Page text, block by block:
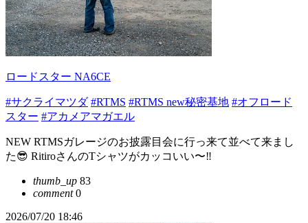
ロードスター NA6CE
#サクライマツダ #RTMS #RTMS new秘密基地 #オフロード
スター #アカメアマガエル
NEW RTMSガレージのお披露目会に行っ来て並べて来まし
た😎 RitiroさんのTシャツがカッコいい〜‼️
thumb_up 83
comment0
2026/07/20 18:46